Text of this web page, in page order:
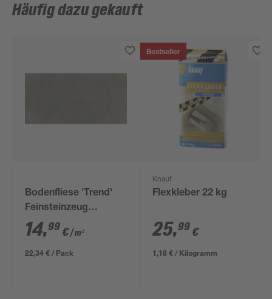
Häufig dazu gekauft
Bodenfliese 'Trend'
Feinsteinzeug
anthrazit 30,5 x 61 cm
14,99 €/ m²
22,34 € / Pack
Bestseller
Knauf
Flexkleber 22 kg
25,99 €
1,18 € / Kilogramm